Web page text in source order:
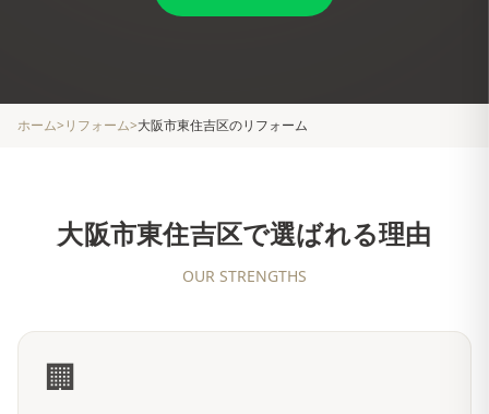
ホーム> リフォーム>大阪市東住吉区のリフォーム
大阪市東住吉区で選ばれる理由
OUR STRENGTHS
🏢